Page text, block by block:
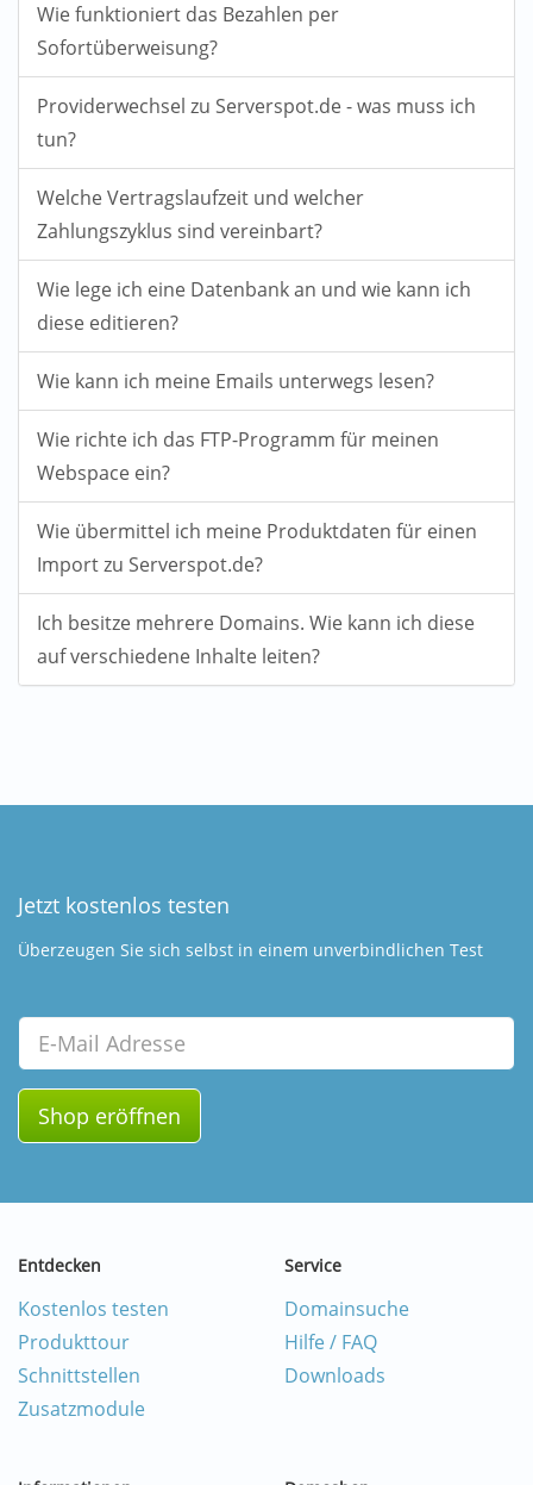
Wie funktioniert das Bezahlen per
Sofortüberweisung?
Providerwechsel zu Serverspot.de - was muss ich
tun?
Welche Vertragslaufzeit und welcher
Zahlungszyklus sind vereinbart?
Wie lege ich eine Datenbank an und wie kann ich
diese editieren?
Wie kann ich meine Emails unterwegs lesen?
Wie richte ich das FTP-Programm für meinen
Webspace ein?
Wie übermittel ich meine Produktdaten für einen
Import zu Serverspot.de?
Ich besitze mehrere Domains. Wie kann ich diese
auf verschiedene Inhalte leiten?
Jetzt kostenlos testen
Überzeugen Sie sich selbst in einem unverbindlichen Test
Email
Shop eröffnen
Entdecken
Kostenlos testen
Produkttour
Schnittstellen
Zusatzmodule
Service
Domainsuche
Hilfe / FAQ
Downloads